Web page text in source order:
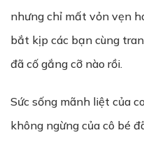
nhưng chỉ mất vỏn vẹn
bắt kịp các bạn cùng
đã cố gắng cỡ nào rồi.
Sức sống mãnh liệt của
không ngừng của cô bé